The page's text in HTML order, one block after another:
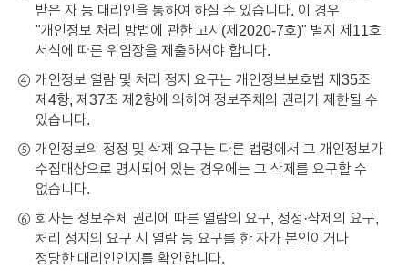
받은 자 등 대리인을 통하여 하실 수 있습니다. 이 경우
"개인정보 처리 방법에 관한 고시(제2020-7호)" 별지 제11호
서식에 따른 위임장을 제출하셔야 합니다.
④ 개인정보 열람 및 처리 정지 요구는 개인정보보호법 제35조
제4항, 제37조 제2항에 의하여 정보주체의 권리가 제한될 수
있습니다.
⑤ 개인정보의 정정 및 삭제 요구는 다른 법령에서 그 개인정보가
수집대상으로 명시되어 있는 경우에는 그 삭제를 요구할 수
없습니다.
⑥ 회사는 정보주체 권리에 따른 열람의 요구, 정정·삭제의 요구,
처리 정지의 요구 시 열람 등 요구를 한 자가 본인이거나
정당한 대리인인지를 확인합니다.